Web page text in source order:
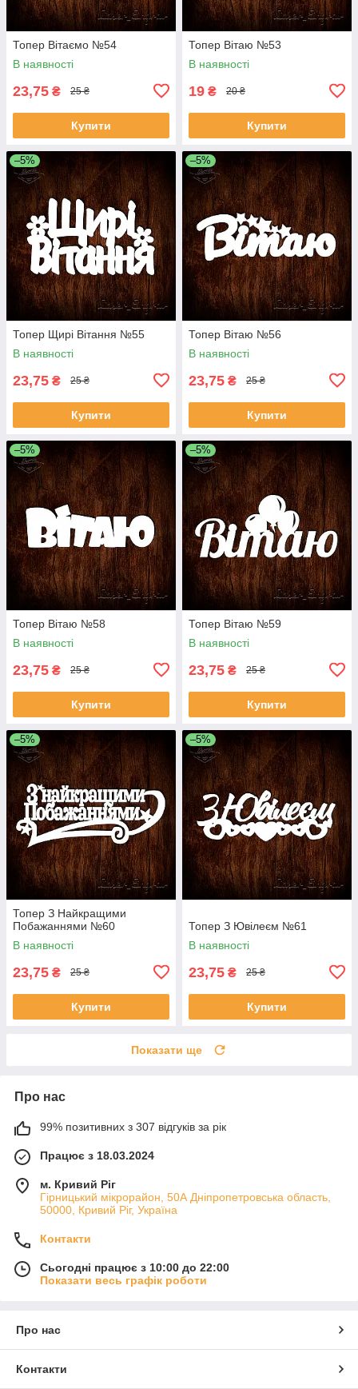
Топер Вітаємо №54
В наявності
23,75 ₴ 25 ₴
Купити
Топер Вітаю №53
В наявності
19 ₴ 20 ₴
Купити
–5%
Топер Щирі Вітання №55
В наявності
23,75 ₴ 25 ₴
Купити
–5%
Топер Вітаю №56
В наявності
23,75 ₴ 25 ₴
Купити
–5%
Топер Вітаю №58
В наявності
23,75 ₴ 25 ₴
Купити
–5%
Топер Вітаю №59
В наявності
23,75 ₴ 25 ₴
Купити
–5%
Топер З Найкращими
Побажаннями №60
В наявності
23,75 ₴ 25 ₴
Купити
–5%
Топер З Ювілеєм №61
В наявності
23,75 ₴ 25 ₴
Купити
Показати ще
Про нас
99% позитивних з 307 відгуків за рік
Працює з 18.03.2024
м. Кривий Ріг
Гірницький мікрорайон, 50А Дніпропетровська область,
50000, Кривий Ріг, Україна
Контакти
Сьогодні працює з 10:00 до 22:00
Показати весь графік роботи
Про нас
Контакти